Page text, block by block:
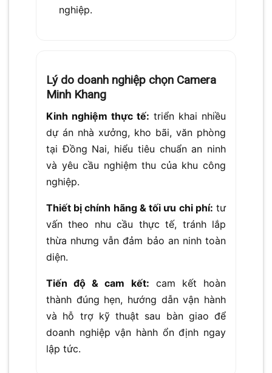
nghiệp.
Lý do doanh nghiệp chọn Camera
Minh Khang
Kinh nghiệm thực tế: triển khai nhiều
dự án nhà xưởng, kho bãi, văn phòng
tại Đồng Nai, hiểu tiêu chuẩn an ninh
và yêu cầu nghiệm thu của khu công
nghiệp.
Thiết bị chính hãng & tối ưu chi phí: tư
vấn theo nhu cầu thực tế, tránh lắp
thừa nhưng vẫn đảm bảo an ninh toàn
diện.
Tiến độ & cam kết: cam kết hoàn
thành đúng hẹn, hướng dẫn vận hành
và hỗ trợ kỹ thuật sau bàn giao để
doanh nghiệp vận hành ổn định ngay
lập tức.